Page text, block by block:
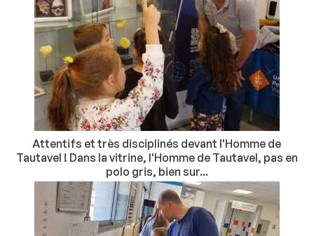
Attentifs et très disciplinés devant l'Homme de
Tautavel ! Dans la vitrine, l'Homme de Tautavel, pas en
polo gris, bien sur...